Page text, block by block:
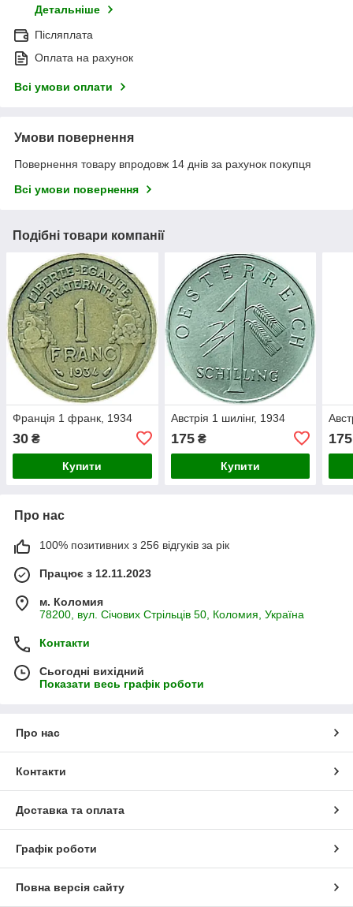
Детальніше
Післяплата
Оплата на рахунок
Всі умови оплати
Умови повернення
Повернення товару впродовж 14 днів за рахунок покупця
Всі умови повернення
Подібні товари компанії
Франція 1 франк, 1934
30 ₴
Купити
Австрія 1 шилінг, 1934
175₴
Купити
175
Про нас
100% позитивних з 256 відгуків за рік
Працює з 12.11.2023
м. Коломия
78200, вул. Січових Стрільців 50, Коломия, Україна
Контакти
Сьогодні вихідний
Показати весь графік роботи
Про нас
Контакти
Доставка та оплата
Графік роботи
Повна версія сайту